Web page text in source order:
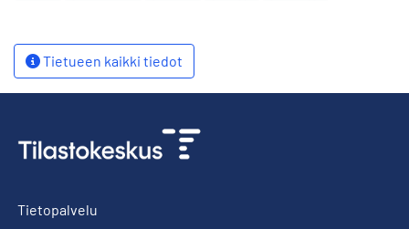
Tietueen kaikki tiedot
Tietopalvelu